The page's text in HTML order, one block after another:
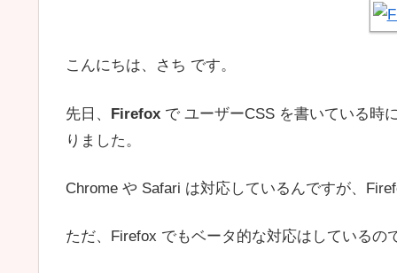
こんにちは、さち です。
先日、 Firefox で ユーザーCSS を書いている時
りました。
Chrome や Safari は対応しているんですが、
ただ、Firefox でもベータ的な対応はしているの